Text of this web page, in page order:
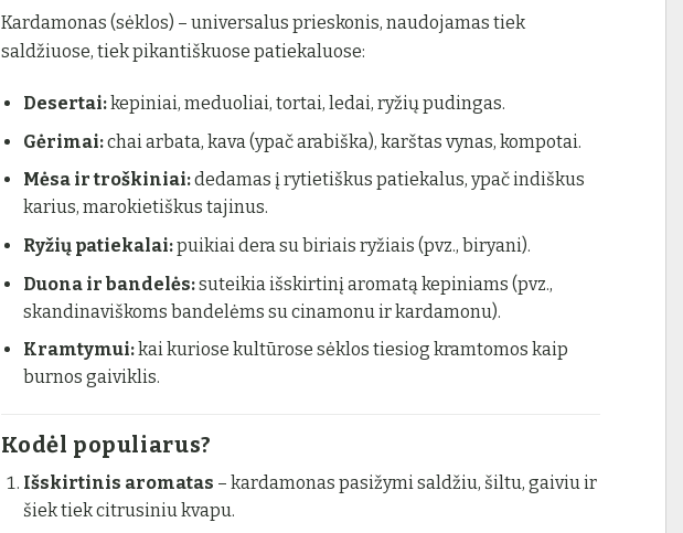
Kardamonas (sėklos) – universalus prieskonis, naudojamas tiek
saldžiuose, tiek pikantiškuose patiekaluose:
Desertai:kepiniai, meduoliai, tortai, ledai, ryžių pudingas.
Gėrimai:chai arbata, kava (ypač arabiška), karštas vynas, kompotai.
Mėsa ir troškiniai:dedamas į rytietiškus patiekalus, ypač indiškus
karius, marokietiškus tajinus.
Ryžių patiekalai:puikiai dera su biriais ryžiais (pvz., biryani).
Duona ir bandelės:suteikia išskirtinį aromatą kepiniams (pvz.,
skandinaviškoms bandelėms su cinamonu ir kardamonu).
Kramtymui:kai kuriose kultūrose sėklos tiesiog kramtomos kaip
burnos gaiviklis.
Kodėl populiarus?
Išskirtinis aromatas – kardamonas pasižymi saldžiu, šiltu, gaiviu ir
šiek tiek citrusiniu kvapu.